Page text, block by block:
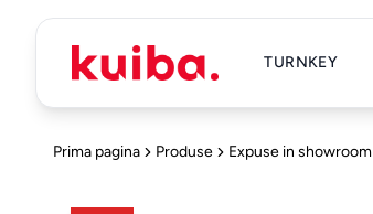
TURNKEY
Prima pagina Produse Expuse in showroom